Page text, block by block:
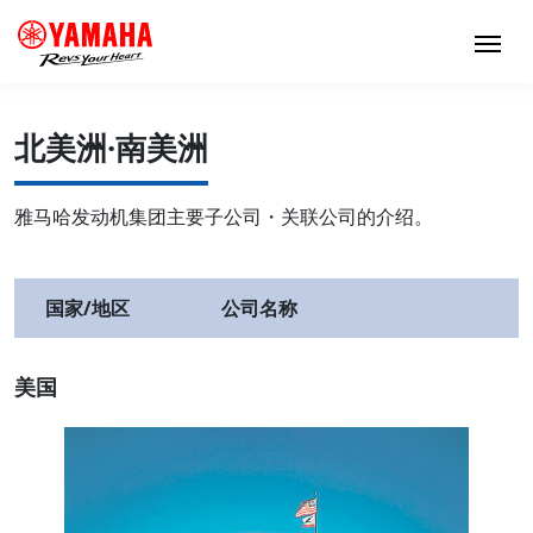
北美洲·南美洲
雅马哈发动机集团主要子公司・关联公司的介绍。
国家/地区 公司名称
美国